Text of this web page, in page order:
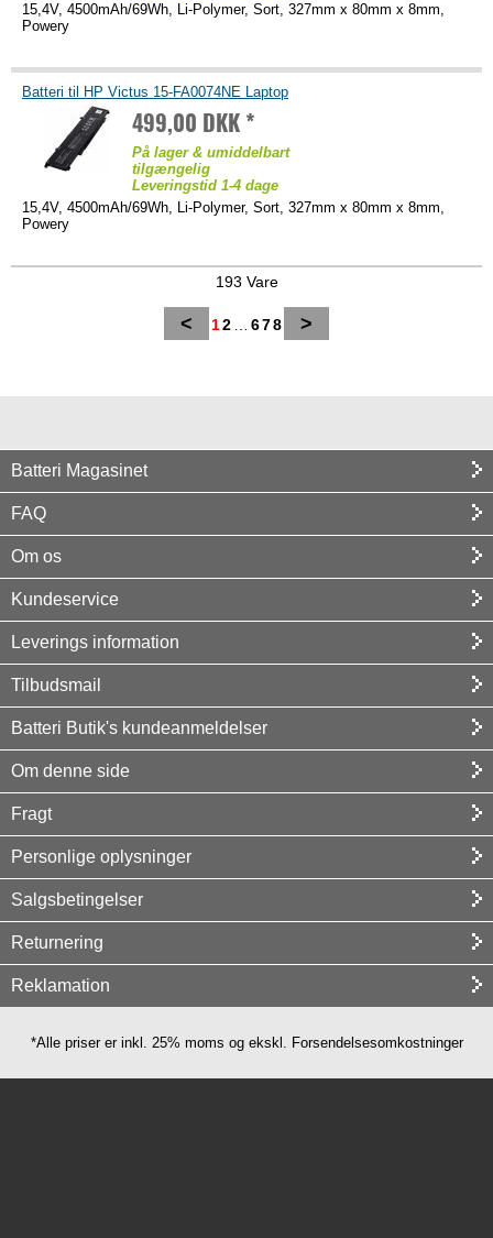
15,4V, 4500mAh/69Wh, Li-Polymer, Sort, 327mm x 80mm x 8mm,
Powery
Batteri til HP Victus 15-FA0074NE Laptop
499,00 DKK *
På lager & umiddelbart
tilgængelig
Leveringstid 1-4 dage
15,4V, 4500mAh/69Wh, Li-Polymer, Sort, 327mm x 80mm x 8mm,
Powery
193 Vare
< 12 678 >
Batteri Magasinet
FAQ
Om os
Kundeservice
Leverings information
Tilbudsmail
Batteri Butik's kundeanmeldelser
Om denne side
Fragt
Personlige oplysninger
Salgsbetingelser
Returnering
Reklamation
*Alle priser er inkl. 25% moms og ekskl. Forsendelsesomkostninger